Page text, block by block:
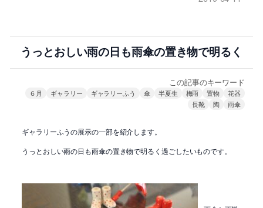
うっとおしい雨の日も雨傘の置き物で明るく
この記事のキーワード
６月 ギャラリー ギャラリーふう 傘 半夏生 梅雨 置物
花器
長靴
陶 雨傘
ギャラリーふうの展示の一部を紹介します。
うっとおしい雨の日も雨傘の置き物で明るく過ごしたいものです。